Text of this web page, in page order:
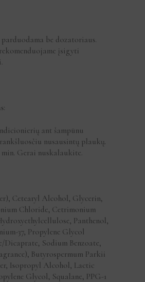
be dozatoriaus.
įsigyti
ant šampūnu
nusausintų plaukų.
Gerai nuskalaukite.
Cetearyl Alcohol, Glycerin,
Chloride, Cetrimonium
Panthenol,
37, Propylene Glycol
Dicaprate, Sodium Benzoate,
Butyrospermum Parkii
Isopropyl Alcohol, Lactic
Glycol, Squalane, PPG-1